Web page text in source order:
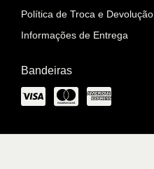
Política de Troca e Devolução
Informações de Entrega
Bandeiras